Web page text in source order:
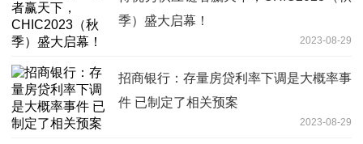
季）盛大启幕！
2023-08-29
招商银行：存量房贷利率下调是大概率事
件 已制定了相关预案
2023-08-29